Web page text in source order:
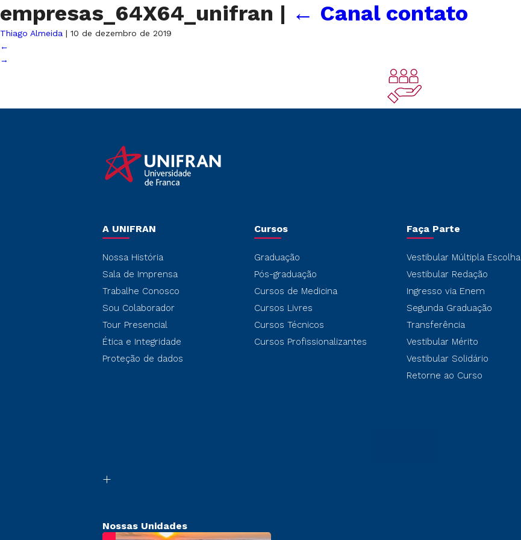
empresas_64X64_unifran | ← Canal contato
Thiago Almeida | 10 de dezembro de 2019
←
→
A UNIFRAN
Nossa História
Sala de Imprensa
Trabalhe Conosco
Sou Colaborador
Tour Presencial
Ética e Integridade
Proteção de dados
Cursos
Graduação
Pós-graduação
Cursos de Medicina
Cursos Livres
Cursos Técnicos
Cursos Profissionalizantes
Faça Parte
Vestibular Múltipla Escolha
Vestibular Redação
Ingresso via Enem
Segunda Graduação
Transferência
Vestibular Mérito
Vestibular Solidário
Retorne ao Curso
Nossas Unidades